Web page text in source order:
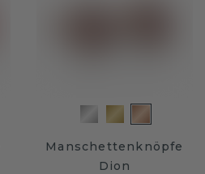
Manschettenknöpfe
Dion